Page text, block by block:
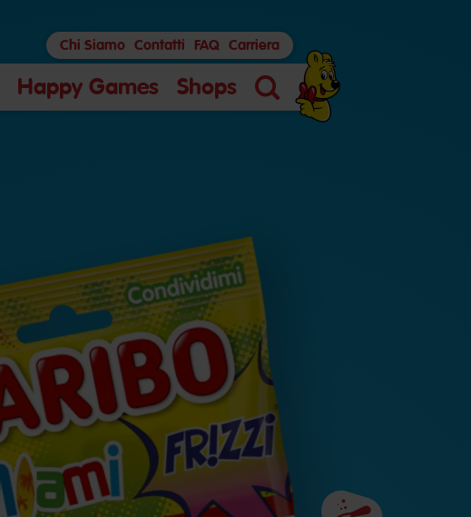
Happy Games Shops
Ricerca
Chi Siamo Contatti FAQ Carriera